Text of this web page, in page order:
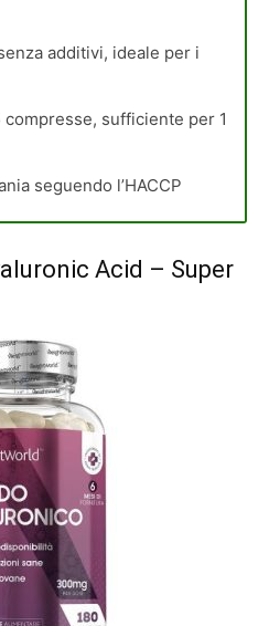
additivi, ideale per i
sufficiente per 1
seguendo l’HACCP
Acid – Super